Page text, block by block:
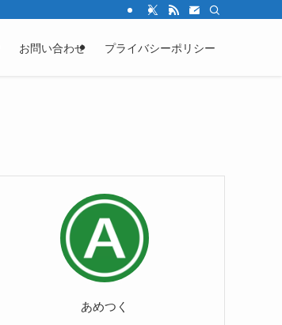
お問い合わせ プライバシーポリシー
あめつく